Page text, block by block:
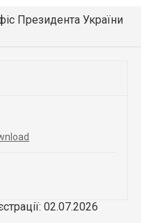
Президента України
02.07.2026